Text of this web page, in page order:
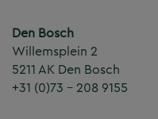
Den Bosch
Willemsplein 2
5211 AK Den Bosch
+31 (0)73 – 208 9155